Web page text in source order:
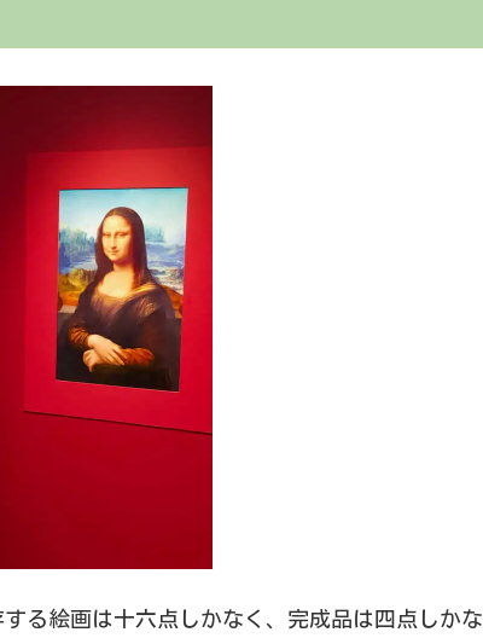
る絵画は十六点しかなく、完成品は四点しかな